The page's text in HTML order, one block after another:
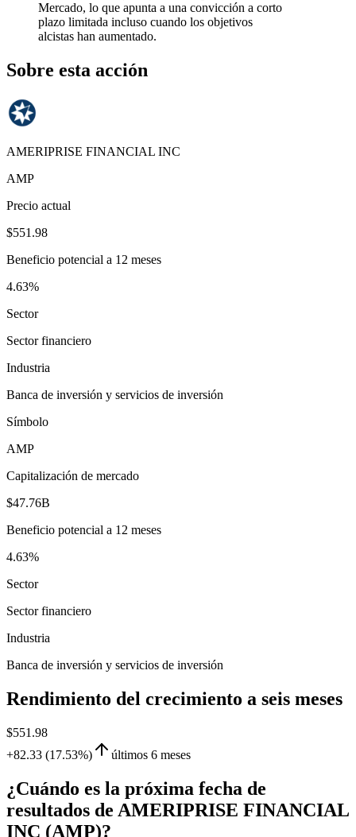
Mercado, lo que apunta a una convicción a corto
plazo limitada incluso cuando los objetivos
alcistas han aumentado.
Sobre esta acción
AMERIPRISE FINANCIAL INC
AMP
Precio actual
$551.98
Beneficio potencial a 12 meses
4.63%
Sector
Sector financiero
Industria
Banca de inversión y servicios de inversión
Símbolo
AMP
Capitalización de mercado
$47.76B
Beneficio potencial a 12 meses
4.63%
Sector
Sector financiero
Industria
Banca de inversión y servicios de inversión
Rendimiento del crecimiento a seis meses
$551.98
+82.33 (17.53%)
últimos 6 meses
¿Cuándo es la próxima fecha de
resultados de AMERIPRISE FINANCIAL
INC (AMP)?